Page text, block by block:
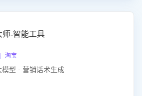
师-智能工具
淘宝
模型 · 营销话术生成